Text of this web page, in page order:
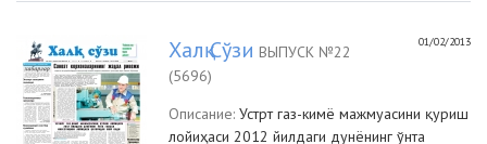
01/02/2013
Халқ Сўзи ВЫПУСК №22
(5696)
Описание: Устрт газ-кимё мажмуасини қуриш
лойиҳаси 2012 йилдаги дунёнинг ўнта